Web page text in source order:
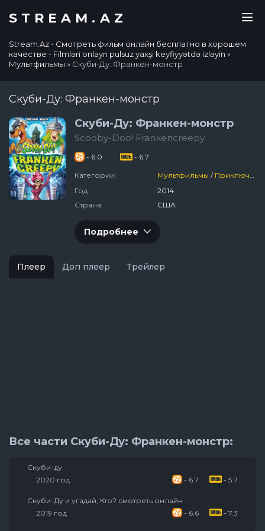
STREAM.AZ
Stream.Az - Смотреть фильм онлайн бесплатно в хорошем
качестве - Filmləri onlayn pulsuz yaxşı keyfiyyətdə izləyin »
Мультфильмы » Скуби-Ду: Франкен-монстр
Скуби-Ду: Франкен-монстр
Скуби-Ду: Франкен-монстр
Scooby-Doo! Frankencreepy
- 6.0 - 6.7
Категории: Мультфильмы / Приключения
Год:
2014
Страна:
США
Подробнее
Плеер Доп плеер Трейлер
Все части Скуби-Ду: Франкен-монстр:
Скуби-ду
2020 год
- 6.7 - 5.7
Скуби-Ду и угадай, Кто? смотреть онлайн
2019 год
- 6.6 - 7.3